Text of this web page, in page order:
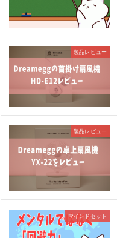
製品レビュー
製品レビュー
マインドセット